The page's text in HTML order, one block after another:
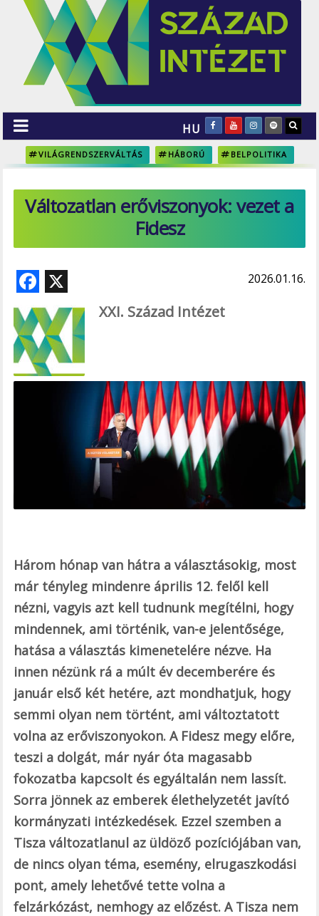
HU
VILÁGRENDSZERVÁLTÁS HÁBORÚ BELPOLITIKA
Változatlan erőviszonyok: vezet a
Fidesz
F
ac
e
b
o
2026.01.16.
XXI. Század Intézet
Három hónap van hátra a választásokig, most
már tényleg mindenre április 12. felől kell
nézni, vagyis azt kell tudnunk megítélni, hogy
mindennek, ami történik, van-e jelentősége,
hatása a választás kimenetelére nézve. Ha
innen nézünk rá a múlt év decemberére és
január első két hetére, azt mondhatjuk, hogy
semmi olyan nem történt, ami változtatott
volna az erőviszonyokon. A Fidesz megy előre,
teszi a dolgát, már nyár óta magasabb
fokozatba kapcsolt és egyáltalán nem lassít.
Sorra jönnek az emberek élethelyzetét javító
kormányzati intézkedések. Ezzel szemben a
Tisza változatlanul az üldöző pozíciójában van,
de nincs olyan téma, esemény, elrugaszkodási
pont, amely lehetővé tette volna a
felzárkózást, nemhogy az előzést. A Tisza nem